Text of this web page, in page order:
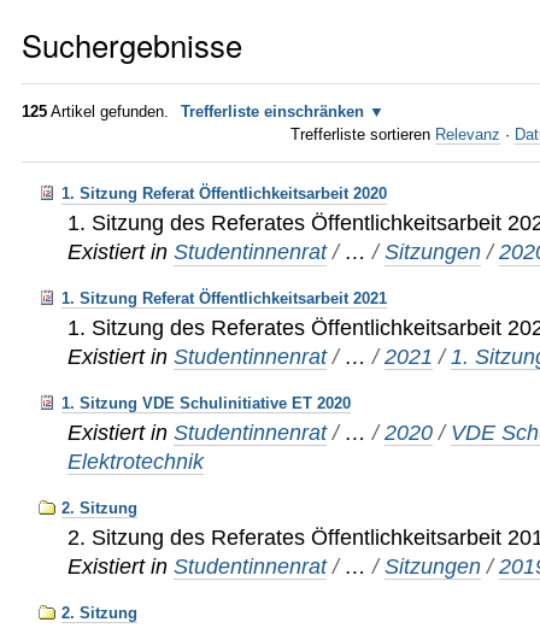
Suchergebnisse
125 Artikel gefunden.
Trefferliste einschränken
Trefferliste sortieren Relevanz ·
1. Sitzung Referat Öffentlichkeitsarbeit 2020
1. Sitzung des Referates Öffentlichkeitsarbeit
Existiert in Studentinnenrat / …/Sitzungen /
1. Sitzung Referat Öffentlichkeitsarbeit 2021
1. Sitzung des Referates Öffentlichkeitsarbeit
Existiert in Studentinnenrat / …/2021 /1.
1. Sitzung VDE Schulinitiative ET 2020
Existiert in Studentinnenrat / …/2020 / VDE
Elektrotechnik
2. Sitzung
2. Sitzung des Referates Öffentlichkeitsarbeit
Existiert in Studentinnenrat / …/Sitzungen /
2. Sitzung